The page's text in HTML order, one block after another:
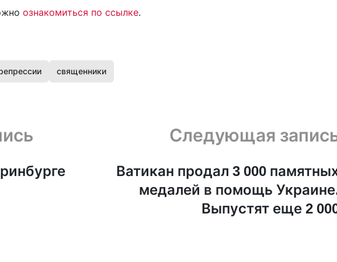
ознакомиться по ссылке.
священники
запись Следующая
Ватикан продал 3 000
медалей в помощь
Выпустят еще 2